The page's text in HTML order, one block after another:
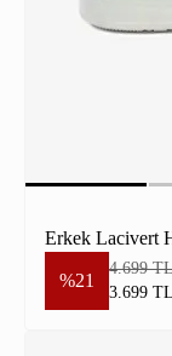
Erkek Lacivert
%21
4.699
3.699 TL